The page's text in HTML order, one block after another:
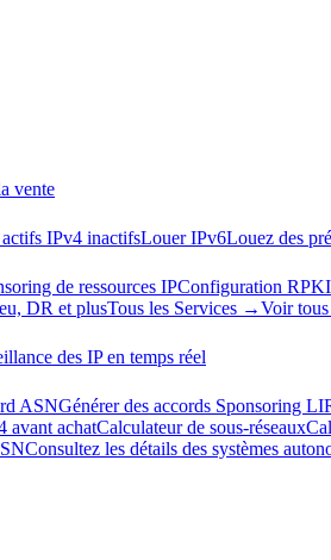
vente
IPv4 inactifsLouer IPv6Louez des
de ressources IPConfiguration
DR et plusTous les Services →Voir tous
des IP en temps réel
ASNGénérer des accords Sponsoring
avant achatCalculateur de sous-réseaux
Consultez les détails des systèmes